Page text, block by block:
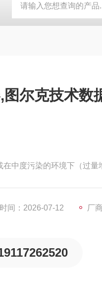
A *皮尔兹PILZ安全
尔克技术数
中度污染的环境下（过量
间：2026-07-12 厂